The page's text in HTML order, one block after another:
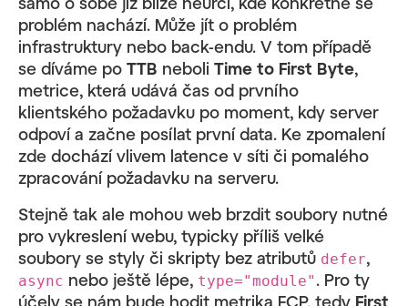
problém nachází. Může jít o problém
infrastruktury nebo back-endu. V tom případě
se díváme po TTB neboli Time to First Byte,
metrice, která udává čas od prvního
klientského požadavku po moment, kdy server
odpoví a začne posílat první data. Ke zpomalení
zde dochází vlivem latence v síti či pomalého
zpracování požadavku na serveru.
Stejně tak ale mohou web brzdit soubory nutné
pro vykreslení webu, typicky příliš velké
soubory se styly či skripty bez atributů defer,
async nebo ještě lépe, type="module" . Pro ty
účely se nám bude hodit metrika FCP, tedy First